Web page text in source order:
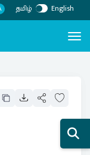
தமிழ் English